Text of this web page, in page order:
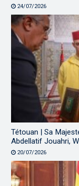
24/07/2026
Tétouan | Sa
Abdellatif Jouahri,
20/07/2026